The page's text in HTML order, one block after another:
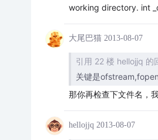
working directory. int
大尾巴猫 2013-08-07
引用 22 楼 hellojjq 的
关键是
那你再检查下文件名，
hellojjq 2013-08-07